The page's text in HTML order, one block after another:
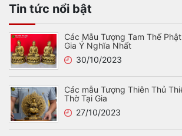
Tin tức nổi bật
Các Mẫu Tượng Tam Thế
Gia Ý Nghĩa Nhất
30/10/2023
Các mẫu Tượng Thiên Thủ
Thờ Tại Gia
27/10/2023